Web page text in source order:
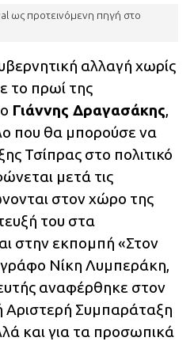
ως προτεινόμενη πηγή στο
αλλαγή χωρίς
το πρωί της
Γιάννης Δραγασάκης,
που θα μπορούσε να
Τσίπρας στο πολιτικό
μετά τις
στον χώρο της
του στα
στην εκπομπή «Στον
Νίκη Λυμπεράκη,
αναφέρθηκε στον
Αριστερή Συμπαράταξη
και για τα προσωπικά